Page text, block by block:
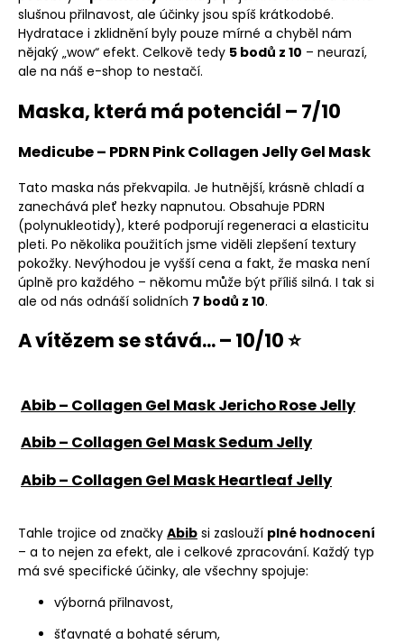
slušnou přilnavost, ale účinky jsou spíš krátkodobé.
Hydratace i zklidnění byly pouze mírné a chyběl nám
nějaký „wow“ efekt. Celkově tedy 5 bodů z 10 – neurazí,
ale na náš e-shop to nestačí.
Maska, která má potenciál – 7/10
Medicube – PDRN Pink Collagen Jelly Gel Mask
Tato maska nás překvapila. Je hutnější, krásně chladí a
zanechává pleť hezky napnutou. Obsahuje PDRN
(polynukleotidy), které podporují regeneraci a elasticitu
pleti. Po několika použitích jsme viděli zlepšení textury
pokožky. Nevýhodou je vyšší cena a fakt, že maska není
úplně pro každého – někomu může být příliš silná. I tak si
ale od nás odnáší solidních 7 bodů z 10.
A vítězem se stává... – 10/10 ⭐
Abib – Collagen Gel Mask Jericho Rose Jelly
Abib – Collagen Gel Mask Sedum Jelly
Abib – Collagen Gel Mask Heartleaf Jelly
Tahle trojice od značky Abib si zaslouží plné hodnocení
– a to nejen za efekt, ale i celkové zpracování. Každý typ
má své specifické účinky, ale všechny spojuje:
výborná přilnavost,
šťavnaté a bohaté sérum,